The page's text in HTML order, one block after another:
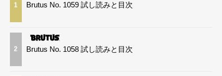
1 Brutus No. 1059 試し読みと目次
2 Brutus No. 1058 試し読みと目次